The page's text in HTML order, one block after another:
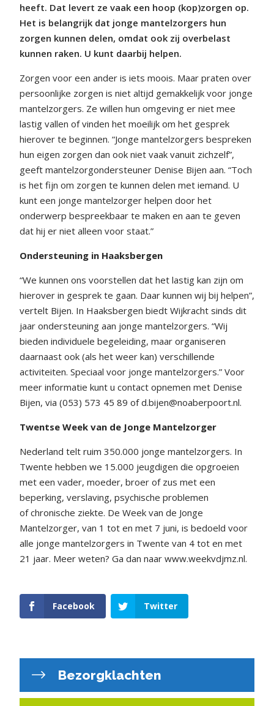
heeft. Dat levert ze vaak een hoop (kop)zorgen op.
Het is belangrijk dat jonge mantelzorgers hun
zorgen kunnen delen, omdat ook zij overbelast
kunnen raken. U kunt daarbij helpen.
Zorgen voor een ander is iets moois. Maar praten over
persoonlijke zorgen is niet altijd gemakkelijk voor jonge
mantelzorgers. Ze willen hun omgeving er niet mee
lastig vallen of vinden het moeilijk om het gesprek
hierover te beginnen. “Jonge mantelzorgers bespreken
hun eigen zorgen dan ook niet vaak vanuit zichzelf”,
geeft mantelzorgondersteuner Denise Bijen aan. “Toch
is het fijn om zorgen te kunnen delen met iemand. U
kunt een jonge mantelzorger helpen door het
onderwerp bespreekbaar te maken en aan te geven
dat hij er niet alleen voor staat.”
Ondersteuning in Haaksbergen
“We kunnen ons voorstellen dat het lastig kan zijn om
hierover in gesprek te gaan. Daar kunnen wij bij helpen”,
vertelt Bijen. In Haaksbergen biedt Wijkracht sinds dit
jaar ondersteuning aan jonge mantelzorgers. “Wij
bieden individuele begeleiding, maar organiseren
daarnaast ook (als het weer kan) verschillende
activiteiten. Speciaal voor jonge mantelzorgers.” Voor
meer informatie kunt u contact opnemen met Denise
Bijen, via (053) 573 45 89 of d.bijen@noaberpoort.nl.
Twentse Week van de Jonge Mantelzorger
Nederland telt ruim 350.000 jonge mantelzorgers. In
Twente hebben we 15.000 jeugdigen die opgroeien
met een vader, moeder, broer of zus met een
beperking, verslaving, psychische problemen
of chronische ziekte. De Week van de Jonge
Mantelzorger, van 1 tot en met 7 juni, is bedoeld voor
alle jonge mantelzorgers in Twente van 4 tot en met
21 jaar. Meer weten? Ga dan naar www.weekvdjmz.nl.
Facebook Twitter
Bezorgklachten